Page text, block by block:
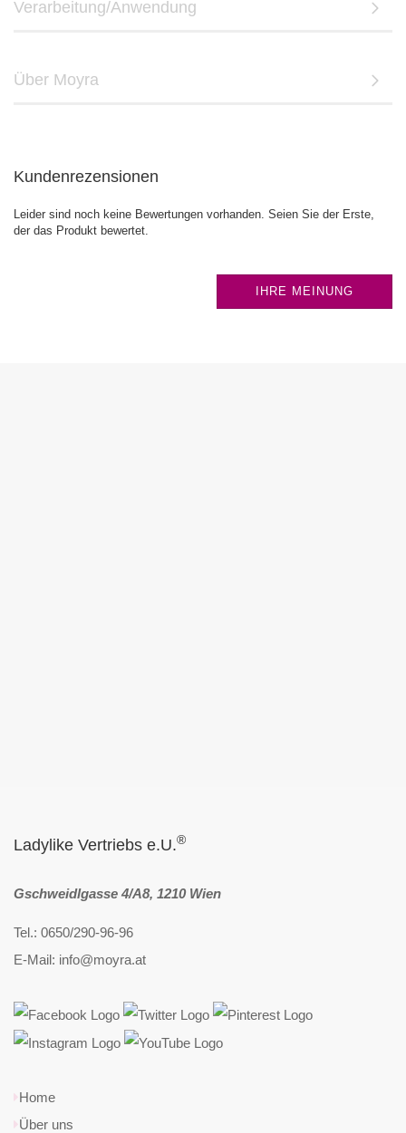
Verarbeitung/Anwendung
Über Moyra
Kundenrezensionen
Leider sind noch keine Bewertungen vorhanden. Seien Sie der Erste,
der das Produkt bewertet.
IHRE MEINUNG
Ladylike Vertriebs e.U.®
Gschweidlgasse 4/A8, 1210 Wien
Tel.: 0650/290-96-96
E-Mail: info@moyra.at
Home
Über uns